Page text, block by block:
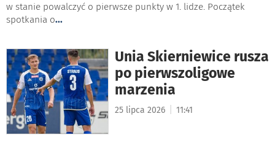
w stanie powalczyć o pierwsze punkty w 1. lidze. Początek
spotkania o...
Unia Skierniewice rusza
po pierwszoligowe
marzenia
25 lipca 2026 11:41